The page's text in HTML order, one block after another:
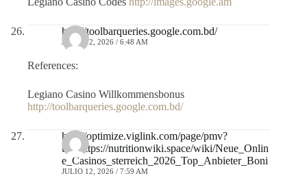
http://toolbarqueries.google.com.bd/
JULIO 12, 2026 / 6:48 AM
References:
Legiano Casino Willkommensbonus
http://toolbarqueries.google.com.bd/
http://optimize.viglink.com/page/pmv?
url=https://nutritionwiki.space/wiki/Neue_Onlin
e_Casinos_sterreich_2026_Top_Anbieter_Boni
JULIO 12, 2026 / 7:59 AM